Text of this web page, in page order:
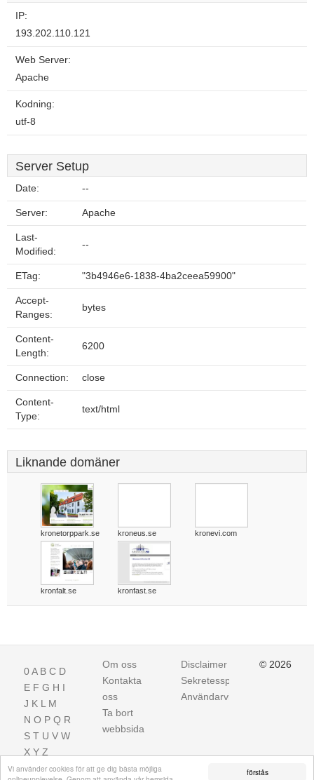
förstås
Vi använder cookies för att ge dig bästa möjliga
IP:
193.202.110.121
Web Server:
Apache
Kodning:
utf-8
Server Setup
Date: --
Server: Apache
Last-
Modified:
--
ETag: "3b4946e6-1838-4ba2ceea59900"
Accept-
Ranges:
bytes
Content-
Length:
6200
Connection: close
Content-
Type:
text/html
Liknande domäner
kronetorppark.se kroneus.se kronevi.com
kronfalt.se kronfast.se
0A B C D
E F G H I
J K L M
N O P Q R
S T U V W
X Y Z
Om oss
Kontakta
oss
Ta bort
webbsida
Disclaimer
Sekretesspolicy
Användarvillkor
© 2026